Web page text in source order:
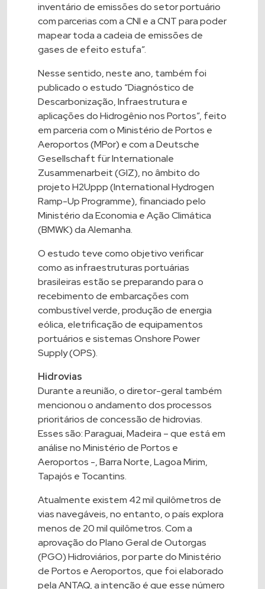
inventário de emissões do setor portuário
com parcerias com a CNI e a CNT para poder
mapear toda a cadeia de emissões de
gases de efeito estufa”.
Nesse sentido, neste ano, também foi
publicado o estudo “Diagnóstico de
Descarbonização, Infraestrutura e
aplicações do Hidrogênio nos Portos”, feito
em parceria com o Ministério de Portos e
Aeroportos (MPor) e com a Deutsche
Gesellschaft für Internationale
Zusammenarbeit (GIZ), no âmbito do
projeto H2Uppp (International Hydrogen
Ramp-Up Programme), financiado pelo
Ministério da Economia e Ação Climática
(BMWK) da Alemanha.
O estudo teve como objetivo verificar
como as infraestruturas portuárias
brasileiras estão se preparando para o
recebimento de embarcações com
combustível verde, produção de energia
eólica, eletrificação de equipamentos
portuários e sistemas Onshore Power
Supply (OPS).
Hidrovias
Durante a reunião, o diretor-geral também
mencionou o andamento dos processos
prioritários de concessão de hidrovias.
Esses são: Paraguai, Madeira – que está em
análise no Ministério de Portos e
Aeroportos -, Barra Norte, Lagoa Mirim,
Tapajós e Tocantins.
Atualmente existem 42 mil quilômetros de
vias navegáveis, no entanto, o país explora
menos de 20 mil quilômetros. Com a
aprovação do Plano Geral de Outorgas
(PGO) Hidroviários, por parte do Ministério
de Portos e Aeroportos, que foi elaborado
pela ANTAQ, a intenção é que esse número